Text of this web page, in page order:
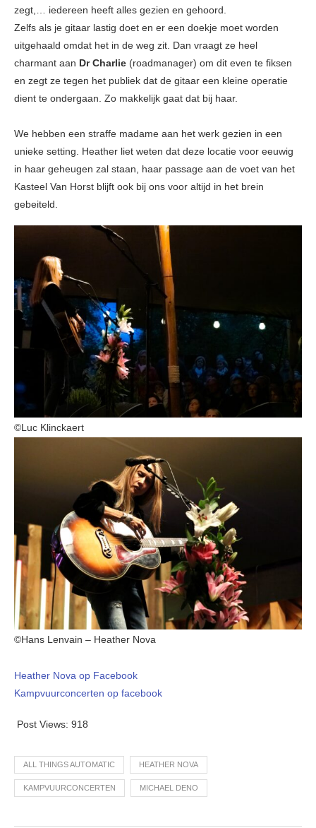
zegt,… iedereen heeft alles gezien en gehoord.
Zelfs als je gitaar lastig doet en er een doekje moet worden
uitgehaald omdat het in de weg zit. Dan vraagt ze heel
charmant aan Dr Charlie (roadmanager) om dit even te fiksen
en zegt ze tegen het publiek dat de gitaar een kleine operatie
dient te ondergaan. Zo makkelijk gaat dat bij haar.
We hebben een straffe madame aan het werk gezien in een
unieke setting. Heather liet weten dat deze locatie voor eeuwig
in haar geheugen zal staan, haar passage aan de voet van het
Kasteel Van Horst blijft ook bij ons voor altijd in het brein
gebeiteld.
©Luc Klinckaert
©Hans Lenvain – Heather Nova
Heather Nova op Facebook
Kampvuurconcerten op facebook
Post Views: 918
ALL THINGS AUTOMATIC HEATHER NOVA
KAMPVUURCONCERTEN MICHAEL DENO